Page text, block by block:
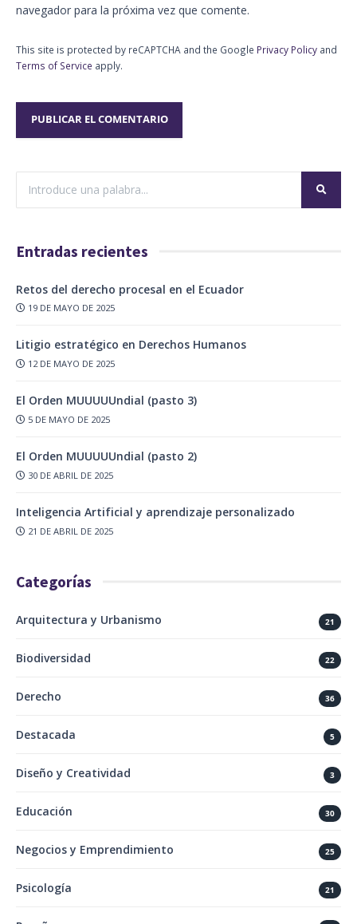
navegador para la próxima vez que comente.
This site is protected by reCAPTCHA and the Google Privacy Policy and
Terms of Service apply.
Entradas recientes
Retos del derecho procesal en el Ecuador
19 DE MAYO DE 2025
Litigio estratégico en Derechos Humanos
12 DE MAYO DE 2025
El Orden MUUUUUndial (pasto 3)
5 DE MAYO DE 2025
El Orden MUUUUUndial (pasto 2)
30 DE ABRIL DE 2025
Inteligencia Artificial y aprendizaje personalizado
21 DE ABRIL DE 2025
Categorías
Arquitectura y Urbanismo 21
Biodiversidad 22
Derecho 36
Destacada 5
Diseño y Creatividad 3
Educación 30
Negocios y Emprendimiento 25
Psicología 21